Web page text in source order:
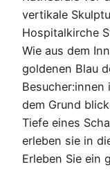
vertikale
Hospitalkirche
Wie aus dem
goldenen Blau
Besucher:innen
dem Grund
Tiefe eines
erleben sie in
Erleben Sie ein